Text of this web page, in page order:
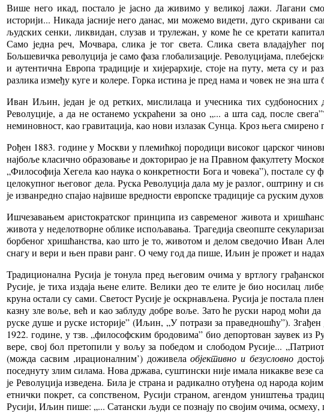
Више него икад, постало је јасно да живимо у великој лажи. Лагани
историји... Никада јасније него данас, ми можемо видети, дуго скривани
људских сенки, ликвидан, слузав и трулежан, у коме ће се кретати
Само једна реч, Мочвара, слика је тог света. Слика света владајућег
Бољшевичка револуција је само фаза глобализације. Револуцијама,
и аутентична Европа традиције и хијерархије, стоје на путу, мета су и
разлика између куге и колере. Горка истина је пред нама и човек не зна
Иван Иљин, један је од ретких, мислилаца и учесника тих судбоносних
Револуције, а да не останемо ускраћени за оно „... а шта сад, после
неминовност, као гравитација, као нови излазак Сунца. Кроз њега смирено
Рођен 1883. године у Москви у племићкој породици високог царског
најбоље класично образовање и докторирао је на Правном факултету
„Философија Хегела као наука о конкретности Бога и човека”), постале
целокупног његовог дела. Руска Револуција дала му је разлог, оштрину и
је изванредно спајао највише вредности европске традиције са руским
Ишчезавањем аристократског принципа из савременог живота и
живота у неделотворне облике испољавања. Трагедија свеопште
борбеног хришћанства, као што је то, животом и делом сведочио Иван
снагу и вери и њен прави ранг. О чему год да пише, Иљин је прожет и
Традиционална Русија је тонула пред његовим очима у вртлогу
Русије, је тиха издаја њене елите. Велики део те елите је био носилац
круна остали су сами. Светост Русије је оскрнављена. Русија је постала
казну зле воље, већ и као заблуду добре воље. Зато ће руски народ моћи
руске душе и руске историје” (Иљин, „У потрази за праведношћу”).
1922. године, у тзв. „философским бродовима” био депортован заувек
вере, свој бол претопили у вољу за победом и слободом Русије...
(можда сасвим ,ирационалним’) доживелаобјективно и безусловно
поседнуту злим силама. Нова држава, суштински није имала никакве везе
је Револуција изведена. Била је страна и радикално отуђена од народа
етнички покрет, са сопственом, Русији страном, агендом уништења
Русији, Иљин пише: „... Сатански људи се познају по својим очима,